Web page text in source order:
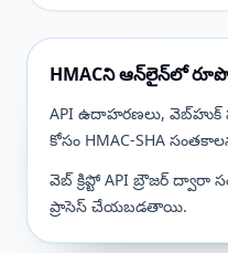
HMACని ఆన్‌లైన్‌లో
API ఉదాహరణలు, వెబ్‌హుక్
కోసం HMAC-SHA
వెబ్ క్రిప్టో API బ్రౌజర్ ద్వారా
ప్రాసెస్ చేయబడతాయి.